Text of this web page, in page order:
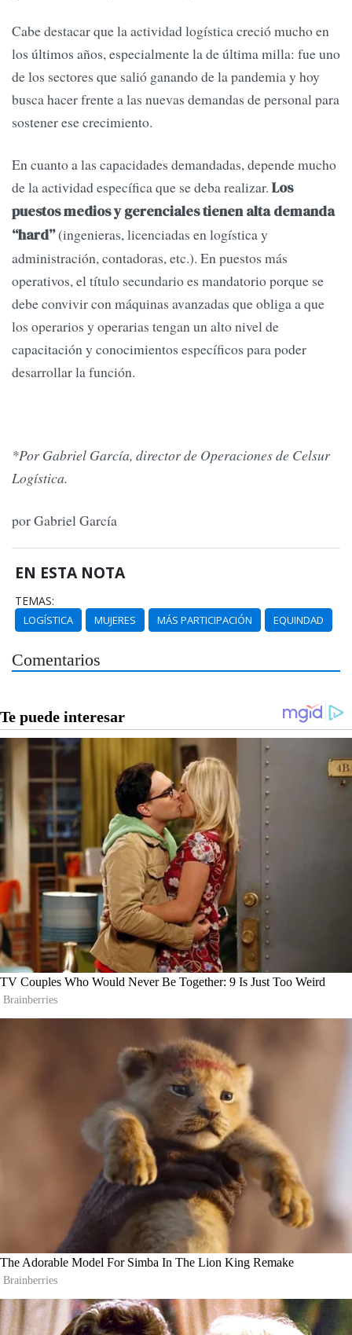
Cabe destacar que la actividad logística creció mucho en
los últimos años, especialmente la de última milla: fue uno
de los sectores que salió ganando de la pandemia y hoy
busca hacer frente a las nuevas demandas de personal para
sostener ese crecimiento.
En cuanto a las capacidades demandadas, depende mucho
de la actividad específica que se deba realizar. Los
puestos medios y gerenciales tienen alta demanda
“hard”(ingenieras, licenciadas en logística y
administración, contadoras, etc.). En puestos más
operativos, el título secundario es mandatorio porque se
debe convivir con máquinas avanzadas que obliga a que
los operarios y operarias tengan un alto nivel de
capacitación y conocimientos específicos para poder
desarrollar la función.
*Por Gabriel García, director de Operaciones de Celsur
Logística.
por Gabriel García
EN ESTA NOTA
TEMAS:
LOGÍSTICA MUJERES MÁS PARTICIPACIÓN EQUINDAD
Comentarios